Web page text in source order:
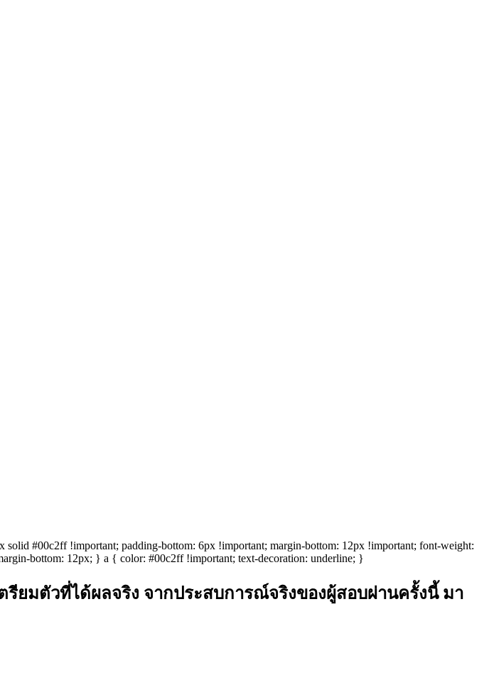
#00c2ff !important; padding-bottom: 6px !important; margin-bottom: 12px !important; font-weight:
bottom: 12px; } a { color: #00c2ff !important; text-decoration: underline; }
รียมตัวที่ได้ผลจริง จากประสบการณ์จริงของผู้สอบผ่านครั้งนี้ มา